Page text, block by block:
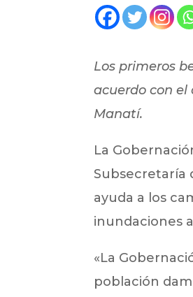
Los primeros
acuerdo con
Manatí.
La
Subsecretaría
ayuda a los
inundaciones
«La
población